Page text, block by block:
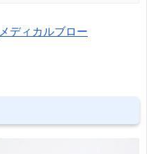
メディカルブロー